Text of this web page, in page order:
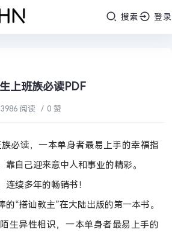
搜索 登录
上班族必读PDF
3986 阅读 / 0 赞
必读，一本单身者最易上手的幸福指
靠自己迎来意中人和事业的精彩。
连续多年的畅销书！
“搭讪教主”在大陆出版的第一本书。
生异性相识，一本单身者最易上手的